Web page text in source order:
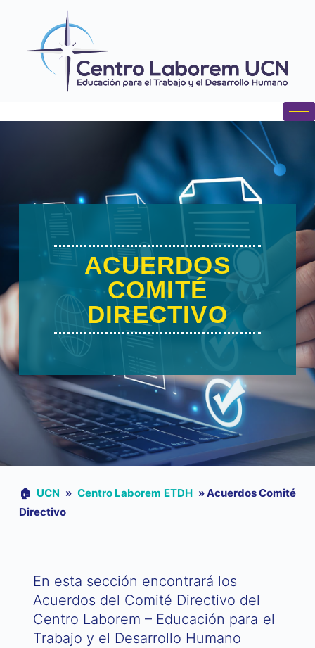
ACUERDOS
COMITÉ
DIRECTIVO
🏠︎ UCN » Centro Laborem ETDH »Acuerdos Comité
Directivo
En esta sección encontrará los
Acuerdos del Comité Directivo del
Centro Laborem – Educación para el
Trabajo y el Desarrollo Humano